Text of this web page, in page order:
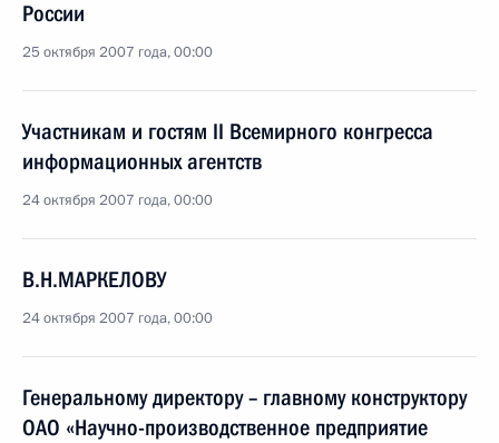
России
25 октября 2007 года, 00:00
Участникам и гостям II Всемирного конгресса
информационных агентств
24 октября 2007 года, 00:00
В.Н.МАРКЕЛОВУ
24 октября 2007 года, 00:00
Генеральному директору – главному конструктору
ОАО «Научно-производственное предприятие